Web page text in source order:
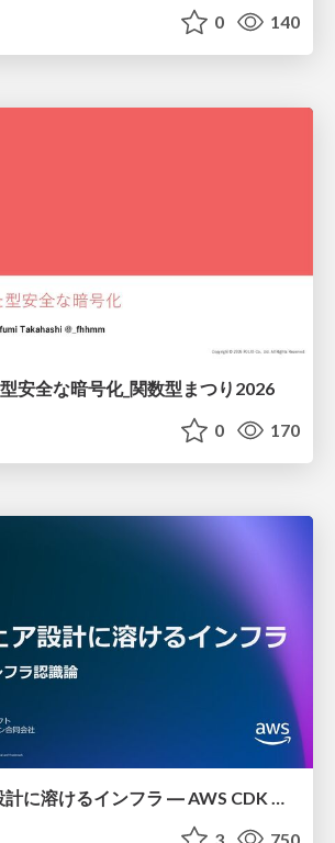
0 140
安全な暗号化_関数型まつり2026
0 170
3 750